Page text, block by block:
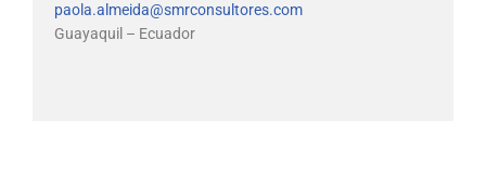
paola.almeida@smrconsultores.com
Guayaquil – Ecuador